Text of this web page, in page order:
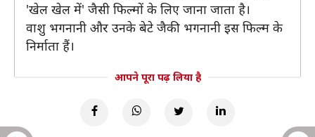
'खेल खेल में' जैसी फिल्मों के लिए जाना जाता है।
वाशु भगनानी और उनके बेटे जैकी भगनानी इस फिल्म के
निर्माता हैं।
आपने पूरा पढ़ लिया है